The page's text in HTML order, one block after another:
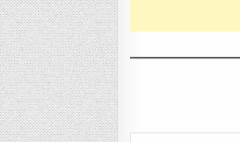
Ketikkan email Anda...